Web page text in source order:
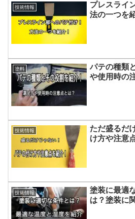
技術情報
プレスライ
法の一つを
塗料
パテの種類
や使用時の
技術情報
ただ盛るだ
け方や注意
技術情報
塗装に最適
は？塗装に